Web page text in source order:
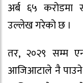
अर्ब ६५ करोडमा
उल्लेख गरेको छ ।
तर, २०२९ सम्म
आजिआटाले नै